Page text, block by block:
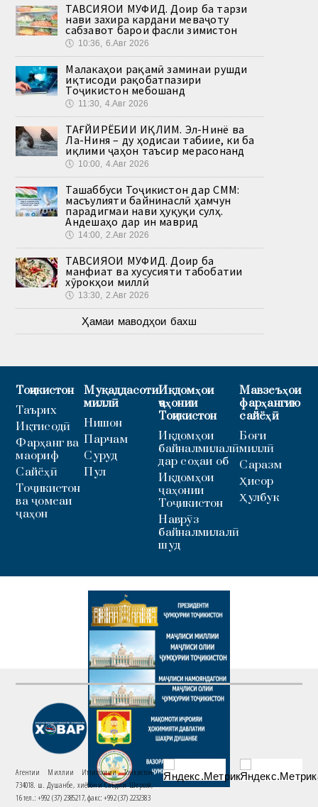
ТАВСИЯҲОИ МУФИД. Доир ба тарзи
нави захира кардани меваҷоту
сабзавот барои фасли зимистон
🕔 10:36, 6.Авг 2026
Малакаҳои рақамӣ заминаи рушди
иқтисоди рақобатпазири
Тоҷикистон мебошанд
🕔 11:30, 4.Авг 2026
ТАҒЙИРЁБИИ ИҚЛИМ. Эл-Нинё ва
Ла-Ниня – ду ҳодисаи табиие, ки ба
иқлими ҷаҳон таъсир мерасонанд
🕔 10:00, 4.Авг 2026
Ташаббуси Тоҷикистон дар СММ:
масъулияти байнинаслӣ ҳамчун
парадигмаи нави ҳуқуқи сулҳ.
Андешаҳо дар ин маврид
🕔 14:00, 2.Авг 2026
ТАВСИЯҲОИ МУФИД. Доир ба
манфиат ва хусусияти табобатии
хӯрокҳои миллӣ
🕔 13:30, 2.Авг 2026
Ҳамаи маводҳои бахш
Тоҷикистон
Таърих
Иқтисодӣ
Фарҳанг ва
маориф
Сайёҳӣ
Тоҷикистон
ва ҷомеаи
ҷаҳон
Муқаддасоти
миллӣ
Нишон
Парчам
Суруд
Пул
Иқдомҳои
ҷаҳонии
Тоҷикистон
Иқдомҳои
байналмилалӣ
дар соҳаи об
Иқдомҳои
ҷаҳонии
Тоҷикистон
Наврӯз
байналмилалӣ
шуд
Мавзеъҳои
фарҳангию
сайёҳӣ
Боғи
миллӣ
Саразм
Ҳисор
Ҳулбук
Агентии Миллии Иттилоотии Тоҷикистон
734018. ш. Душанбе, хиёбони Саъдии Шерозӣ,
16 тел.: +992 (37) 2385217, факс: +992 (37) 2232383